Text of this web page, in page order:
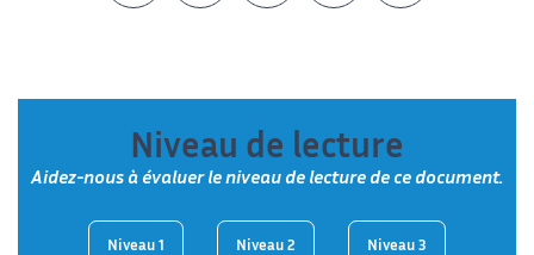
Niveau de lecture
Aidez-nous à évaluer le niveau de lecture de ce document.
Niveau 1 Niveau 2 Niveau 3